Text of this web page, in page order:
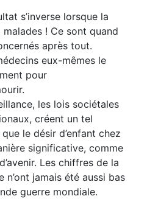
s’inverse lorsque la
! Ce sont quand
après tout.
eux-mêmes le
pour
les lois sociétales
créent un tel
le désir d’enfant chez
significative, comme
Les chiffres de la
n’ont jamais été aussi bas
guerre mondiale.